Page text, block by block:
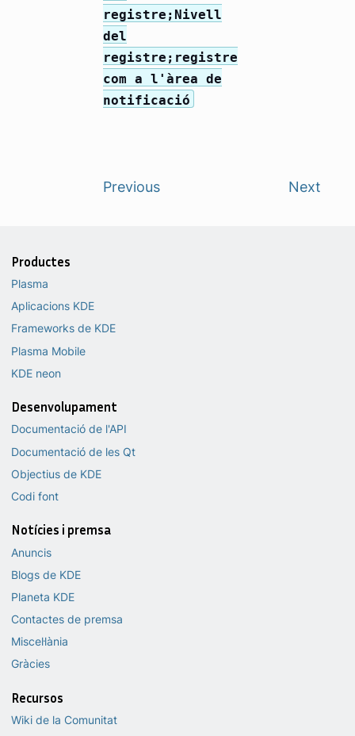
registre;Nivell
del
registre;registre
com a l'àrea de
notificació
Previous Next
Productes
Plasma
Aplicacions KDE
Frameworks de KDE
Plasma Mobile
KDE neon
Desenvolupament
Documentació de l'API
Documentació de les Qt
Objectius de KDE
Codi font
Notícies i premsa
Anuncis
Blogs de KDE
Planeta KDE
Contactes de premsa
Miscel·lània
Gràcies
Recursos
Wiki de la Comunitat